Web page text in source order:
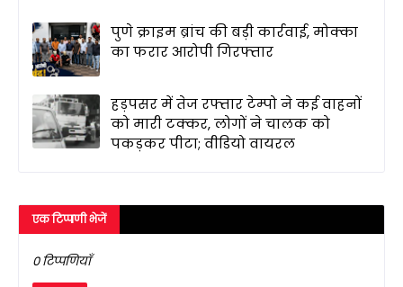
पुणे क्राइम ब्रांच की बड़ी कार्रवाई, मोक्का
का फरार आरोपी गिरफ्तार
हड़पसर में तेज रफ्तार टेम्पो ने कई वाहनों
को मारी टक्कर, लोगों ने चालक को
पकड़कर पीटा; वीडियो वायरल
एक टिप्पणी भेजें
0 टिप्पणियाँ